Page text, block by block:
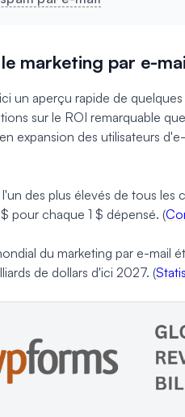
marketing par e-
un aperçu rapide de
sur le ROI remarquable
expansion des utilisateurs
des plus élevés de tous
pour chaque 1 $ dépensé. (
du marketing par e-mail
de dollars d'ici 2027. (